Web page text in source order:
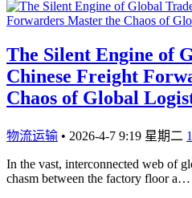
The Silent Engine of
Chinese Freight
Chaos of Global
物流运输 • 2026-4-7 9:19 星期二
In the vast, interconnected web of
chasm between the factory floor a…